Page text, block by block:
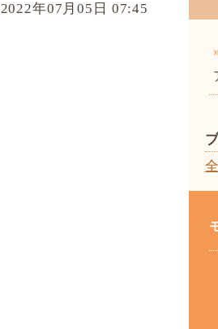
2022年07月05日 07:45